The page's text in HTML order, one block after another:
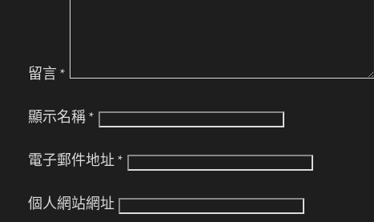
留言 *
顯示名稱 *
電子郵件地址 *
個人網站網址